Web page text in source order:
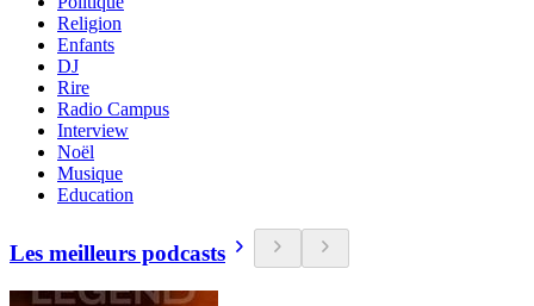
Religion
Enfants
DJ
Rire
Radio Campus
Interview
Noël
Musique
Education
Les meilleurs podcasts